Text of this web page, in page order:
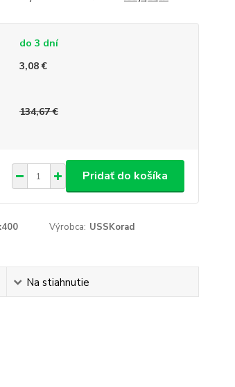
do 3 dní
3,08 €
134,67 €
Pridať do košíka
Výrobca: USSKorad
Na stiahnutie